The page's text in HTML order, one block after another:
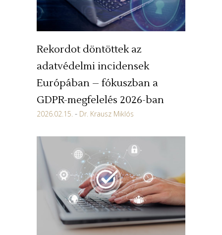
Rekordot döntöttek az
adatvédelmi incidensek
Európában – fókuszban a
GDPR-megfelelés 2026-ban
2026.02.15. Dr. Krausz Miklós